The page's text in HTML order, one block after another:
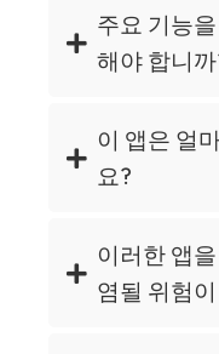
주요 기능
해야 합니
이 앱은 얼
요?
이러한 앱
염될 위험